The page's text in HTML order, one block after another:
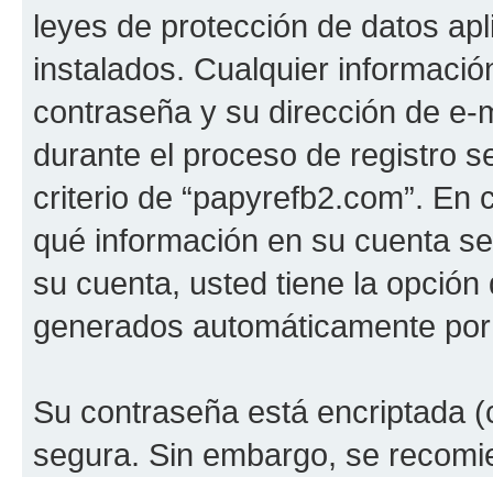
leyes de protección de datos
instalados. Cualquier
contraseña y su dirección de
durante el proceso de registro
criterio de “papyrefb2.com”.
qué información en su cuenta
su cuenta, usted tiene la
generados automáticamente
Su contraseña está encriptada
segura. Sin embargo, se